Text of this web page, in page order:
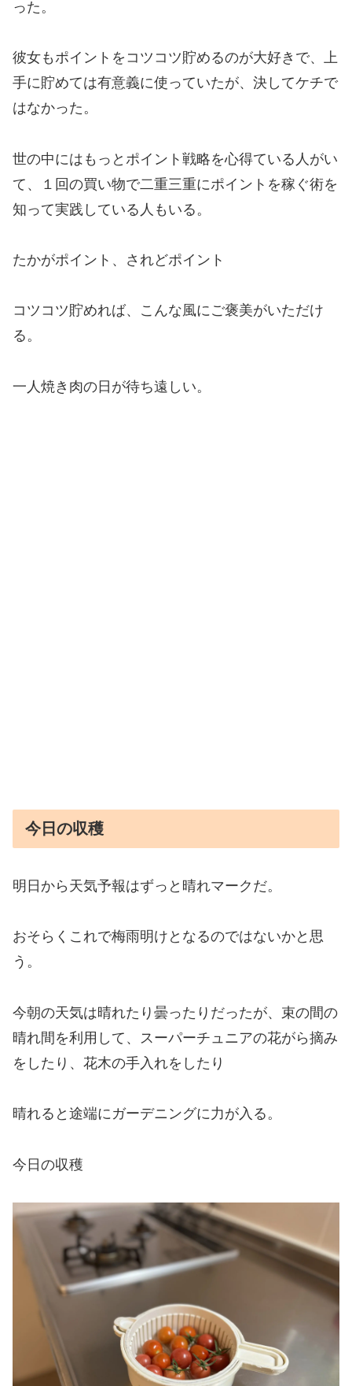
った。
彼女もポイントをコツコツ貯めるのが大好きで、上
手に貯めては有意義に使っていたが、決してケチで
はなかった。
世の中にはもっとポイント戦略を心得ている人がい
て、１回の買い物で二重三重にポイントを稼ぐ術を
知って実践している人もいる。
たかがポイント、されどポイント
コツコツ貯めれば、こんな風にご褒美がいただけ
る。
一人焼き肉の日が待ち遠しい。
今日の収穫
明日から天気予報はずっと晴れマークだ。
おそらくこれで梅雨明けとなるのではないかと思
う。
今朝の天気は晴れたり曇ったりだったが、束の間の
晴れ間を利用して、スーパーチュニアの花がら摘み
をしたり、花木の手入れをしたり
晴れると途端にガーデニングに力が入る。
今日の収穫